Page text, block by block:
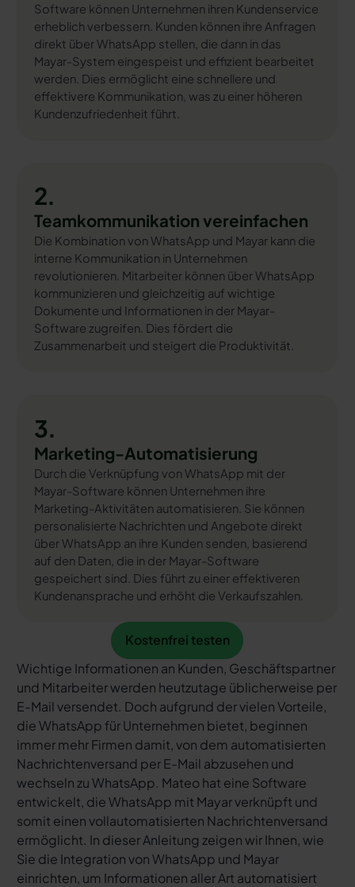
Software können Unternehmen ihren Kundenservice
erheblich verbessern. Kunden können ihre Anfragen
direkt über WhatsApp stellen, die dann in das
Mayar-System eingespeist und effizient bearbeitet
werden. Dies ermöglicht eine schnellere und
effektivere Kommunikation, was zu einer höheren
Kundenzufriedenheit führt.
2.
Teamkommunikation vereinfachen
Die Kombination von WhatsApp und Mayar kann die
interne Kommunikation in Unternehmen
revolutionieren. Mitarbeiter können über WhatsApp
kommunizieren und gleichzeitig auf wichtige
Dokumente und Informationen in der Mayar-
Software zugreifen. Dies fördert die
Zusammenarbeit und steigert die Produktivität.
3.
Marketing-Automatisierung
Durch die Verknüpfung von WhatsApp mit der
Mayar-Software können Unternehmen ihre
Marketing-Aktivitäten automatisieren. Sie können
personalisierte Nachrichten und Angebote direkt
über WhatsApp an ihre Kunden senden, basierend
auf den Daten, die in der Mayar-Software
gespeichert sind. Dies führt zu einer effektiveren
Kundenansprache und erhöht die Verkaufszahlen.
Kostenfrei testen
Kostenfrei testen
Wichtige Informationen an Kunden, Geschäftspartner
und Mitarbeiter werden heutzutage üblicherweise per
E-Mail versendet. Doch aufgrund der vielen Vorteile,
die WhatsApp für Unternehmen bietet, beginnen
immer mehr Firmen damit, von dem automatisierten
Nachrichtenversand per E-Mail abzusehen und
wechseln zu WhatsApp. Mateo hat eine Software
entwickelt, die WhatsApp mit Mayar verknüpft und
somit einen vollautomatisierten Nachrichtenversand
ermöglicht. In dieser Anleitung zeigen wir Ihnen, wie
Sie die Integration von WhatsApp und Mayar
einrichten, um Informationen aller Art automatisiert